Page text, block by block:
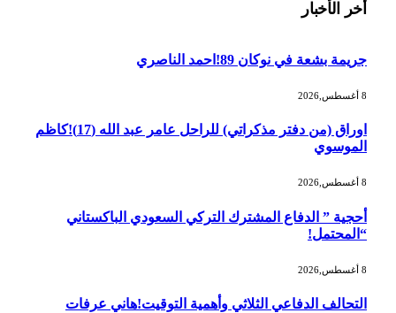
أخر الأخبار
جريمة بشعة في نوكان 89!احمد الناصري
اوراق (من دفتر مذكراتي) للراحل عامر عبد الله (17)!كاظم
الموسوي
أحجية ” الدفاع المشترك التركي السعودي الباكستاني
“المحتمل!
التحالف الدفاعي الثلاثي وأهمية التوقيت!هاني عرفات